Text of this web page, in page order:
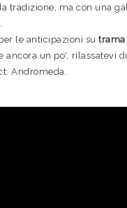
tradizione, ma con una
le anticipazioni su trama
ancora un po', rilassatevi
Andromeda.